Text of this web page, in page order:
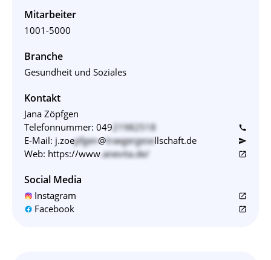
Mitarbeiter
1001-5000
Branche
Gesundheit und Soziales
Kontakt
Jana Zöpfgen
Telefonnummer: 04921982518 call
E-Mail: j.zoepfgen@traegergesellschaft.de send
Web: https://www.anevita.de/ open_in_new
Social Media
Instagram open_in_new
Facebook open_in_new